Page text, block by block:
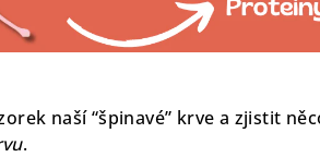
naší “špinavé” krve a zjistit
.